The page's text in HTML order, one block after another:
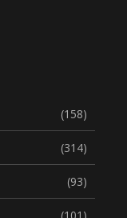
(158)
(314)
(93)